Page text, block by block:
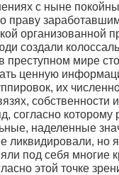
с ныне
праву
организованной
создали
преступном мире
ценную
их
собственности
согласно которому
наделенные
ликвидировали, но
под себя многие
этой точке